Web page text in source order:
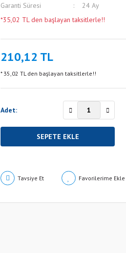
Garanti Süresi
24 Ay
*35,02 TL den başlayan taksitlerle!!
210,12 TL
* 35,02 TL den başlayan taksitlerle!!
Adet:
SEPETE EKLE
Tavsiye Et